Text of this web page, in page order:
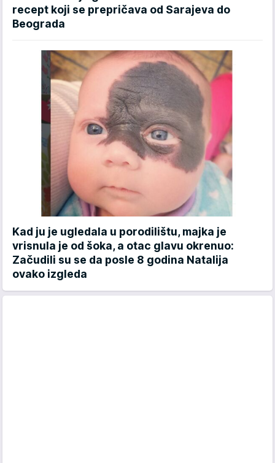
recept koji se prepričava od Sarajeva do
Beograda
Kad ju je ugledala u porodilištu, majka je
vrisnula je od šoka, a otac glavu okrenuo:
Začudili su se da posle 8 godina Natalija
ovako izgleda